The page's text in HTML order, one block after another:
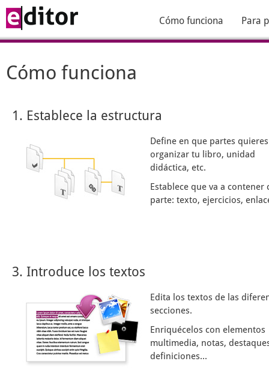
Cómo funciona Para
Cómo funciona
1. Establece la estructura
Define en que partes quieres
organizar tu libro, unidad
didáctica, etc.
Establece que va a contener
parte: texto, ejercicios,
3. Introduce los textos
Edita los textos de las
secciones.
Enriquécelos con elementos
multimedia, notas,
definiciones...